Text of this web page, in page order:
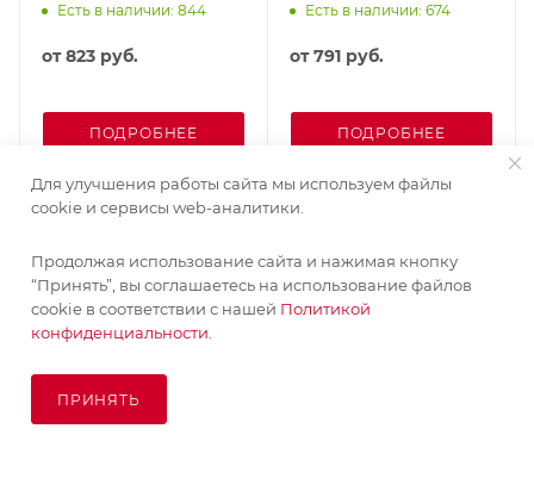
Есть в наличии: 844
от823 руб.
ПОДРОБНЕЕ
Есть в наличии: 674
от791 руб.
ПОДРОБНЕЕ
Для улучшения работы сайта мы используем файлы
cookie и сервисы web-аналитики.
Продолжая использование сайта и нажимая кнопку
“Принять”, вы соглашаетесь на использование файлов
cookie в соответствии с нашей Политикой
конфиденциальности.
ПРИНЯТЬ